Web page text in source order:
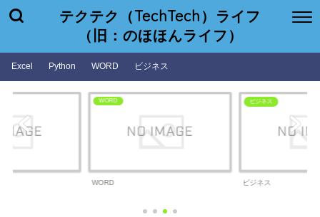
テクテク（TechTech）ライフ
（旧：のほほんライフ）
Excel Python WORD ビジネス
WORD
WORD
ビジネス
ビジネス